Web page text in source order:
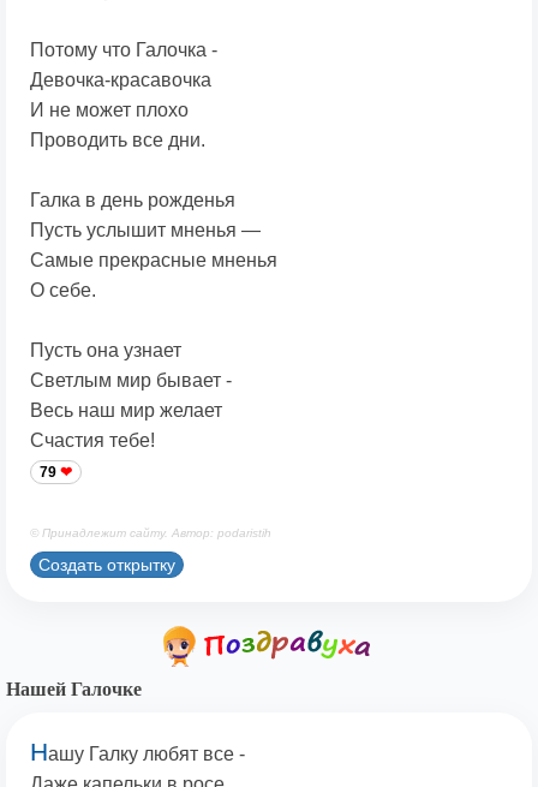
Потому что Галочка -
Девочка-красавочка
И не может плохо
Проводить все дни.
Галка в день рожденья
Пусть услышит мненья —
Самые прекрасные мненья
О себе.
Пусть она узнает
Светлым мир бывает -
Весь наш мир желает
Счастия тебе!
79
© Принадлежит сайту. Автор: podaristih
Создать открытку
Нашей Галочке
Нашу Галку любят все -